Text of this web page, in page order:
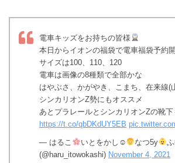
電車キッズをお持ちの皆様
本日からイオンの福袋で電車福袋予約
サイズは100、110、120
電車は画像の8種類で全部かな
はやぶさ、かがやき、こまち、在来線(
シンカリオンZ勢にもオススメ
あとプラレールとシンカリオンZの靴下
https://t.co/qbDKdUY5EB
— はるこ いとをかし☺︎ なつ5y
(@haru_itowokashi) November 4, 2021